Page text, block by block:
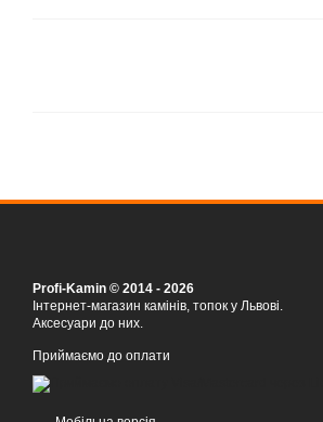
Profi-Kamin © 2014 - 2026
Інтернет-магазин камінів, топок у Львові.
Аксесуари до них.
Приймаємо до оплати